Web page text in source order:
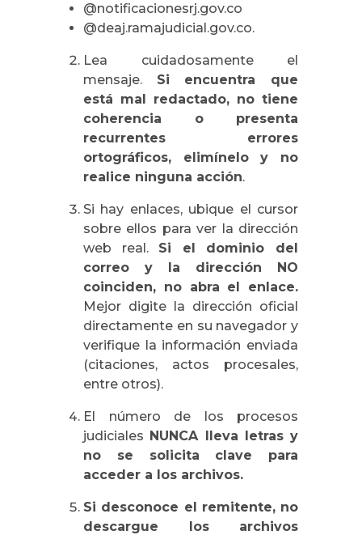
@notificacionesrj.gov.co
@deaj.ramajudicial.gov.co.
Lea cuidadosamente el
mensaje. Si encuentra que
está mal redactado, no tiene
coherencia o presenta
recurrentes errores
ortográficos, elimínelo y no
realice ninguna acción.
Si hay enlaces, ubique el cursor
sobre ellos para ver la dirección
web real. Si el dominio del
correo y la dirección NO
coinciden, no abra el enlace.
Mejor digite la dirección oficial
directamente en su navegador y
verifique la información enviada
(citaciones, actos procesales,
entre otros).
El número de los procesos
judiciales NUNCA lleva letras y
no se solicita clave para
acceder a los archivos.
Si desconoce el remitente, no
descargue los archivos